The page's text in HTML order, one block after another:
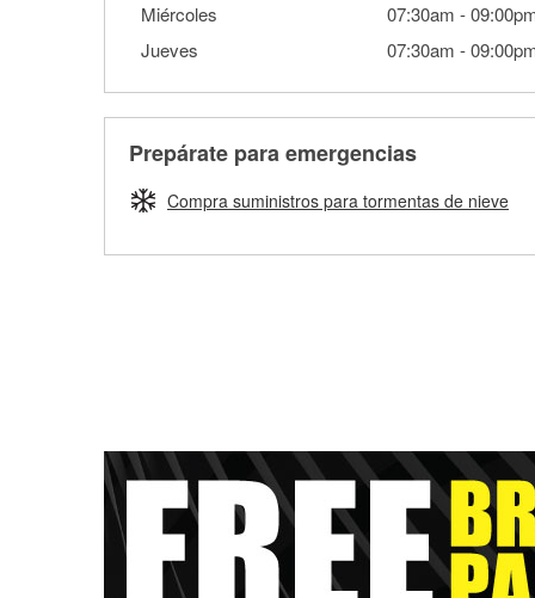
Miércoles
07:30am -
Jueves
07:30am -
Prepárate para emergencias
Compra suministros para tormentas de nieve